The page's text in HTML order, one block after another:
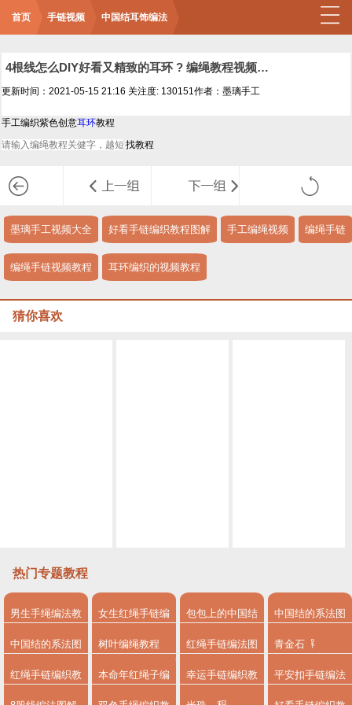
首页 手链视频 中国结耳饰编法
4根线怎么DIY好看又精致的耳环 ? 编绳教程视频耳环教程视频
更新时间：2021-05-15 21:16 关注度: 130151作者：墨璃手工
手工编织紫色创意耳环教程
墨璃手工视频大全 好看手链编织教程图解 手工编绳视频 编绳手链
编绳手链视频教程 耳环编织的视频教程
猜你喜欢
热门专题教程
男生手绳编法教
程
女生红绳手链编
法
包包上的中国结
系法图解
中国结的系法图
解
中国结的系法图
解，分享简单易
树叶编绳教程 红绳手链编法图
解
青金石
红绳手链编织教 本命年红绳子编 幸运手链编织教 平安扣手链编法